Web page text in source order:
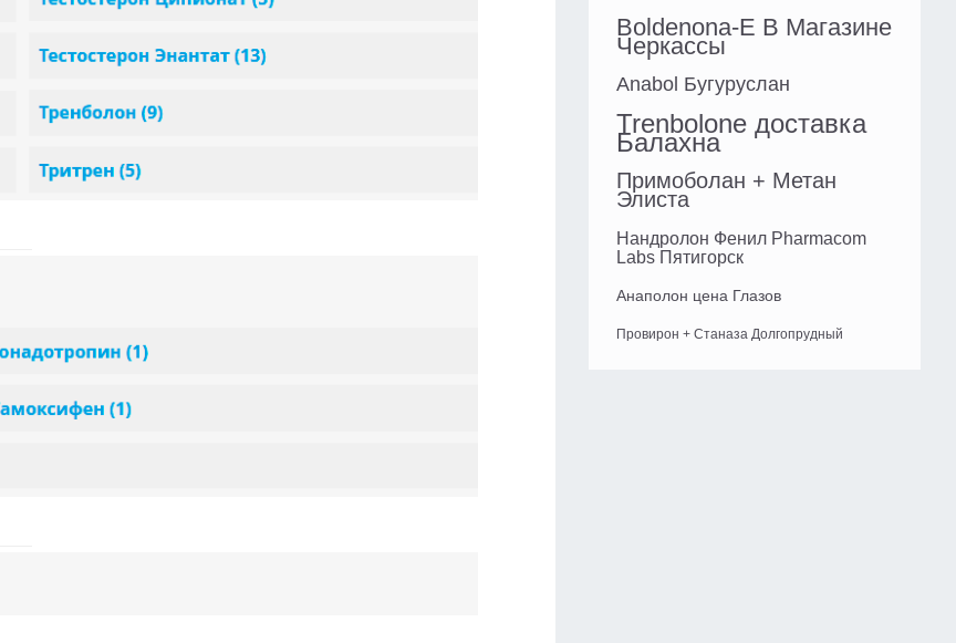
Boldenona-E В Магазине
Черкассы
Anabol Бугуруслан
Trenbolone доставка
Балахна
Примоболан + Метан
Элиста
Нандролон Фенил Pharmacom
Labs Пятигорск
Анаполон цена Глазов
Провирон + Станаза Долгопрудный